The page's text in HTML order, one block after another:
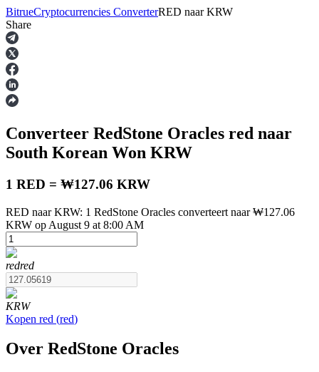
Termijncontracten
USDT-futures
BitrueCryptocurrencies ConverterRED naar KRW
Share
Converteer RedStone Oracles red naar
South Korean Won KRW
1 RED = ₩127.06 KRW
RED naar KRW: 1 RedStone Oracles converteert naar ₩127.06
KRW op August 9 at 8:00 AM
redred
KRW
Kopen red (red)
Over RedStone Oracles